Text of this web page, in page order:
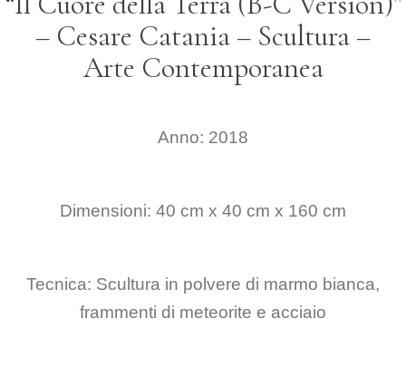
– Cesare Catania – Scultura –
Arte Contemporanea
Anno: 2018
Dimensioni: 40 cm x 40 cm x 160 cm
Tecnica: Scultura in polvere di marmo bianca,
frammenti di meteorite e acciaio